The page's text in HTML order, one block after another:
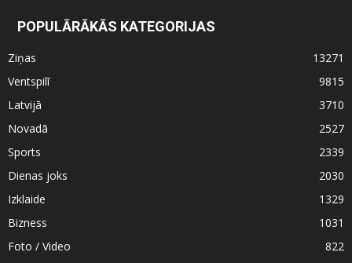
POPULĀRĀKĀS KATEGORIJAS
Ziņas
13271
Ventspilī
9815
Latvijā
3710
Novadā
2527
Sports
2339
Dienas joks
2030
Izklaide
1329
Bizness
1031
Foto / Video
822